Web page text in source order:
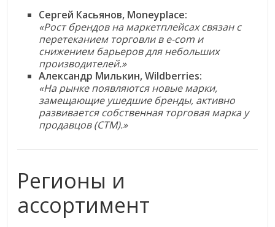
Сергей Касьянов, Moneyplace:
«Рост брендов на маркетплейсах связан с
перетеканием торговли в e-com и
снижением барьеров для небольших
производителей.»
Александр Милькин, Wildberries:
«На рынке появляются новые марки,
замещающие ушедшие бренды, активно
развивается собственная торговая марка у
продавцов (СТМ).»
Регионы и
ассортимент